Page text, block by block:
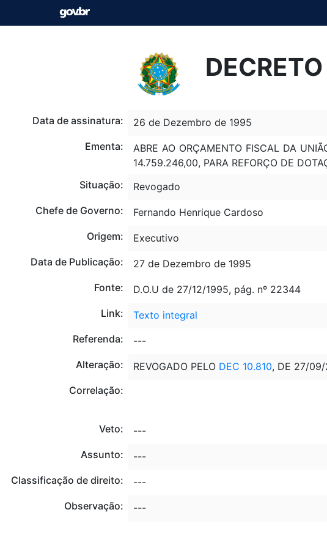
Data de assinatura:
26 de Dezembro de 1995
Ementa:
ABRE AO ORÇAMENTO FISCAL DA
14.759.246,00, PARA REFORÇO DE
Situação:
Revogado
Chefe de Governo:
Fernando Henrique Cardoso
Origem:
Executivo
Data de Publicação:
27 de Dezembro de 1995
Fonte:
D.O.U de 27/12/1995, pág. nº 22344
Link:
Texto integral
Referenda:
---
Alteração:
REVOGADO PELO DEC 10.810, DE 27/09/
Correlação:
Veto:
---
Assunto:
---
Classificação de direito:
---
Observação:
---